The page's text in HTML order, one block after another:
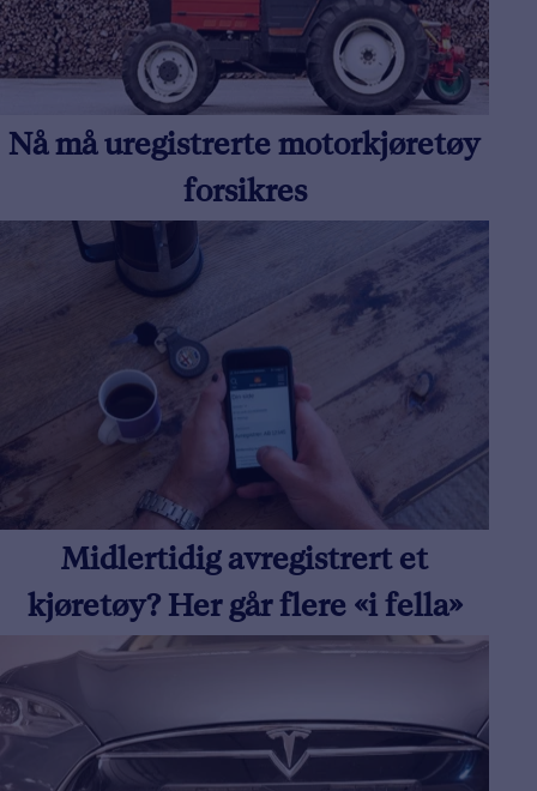
Nå må uregistrerte motorkjøretøy
forsikres
Midlertidig avregistrert et
kjøretøy? Her går flere «i fella»